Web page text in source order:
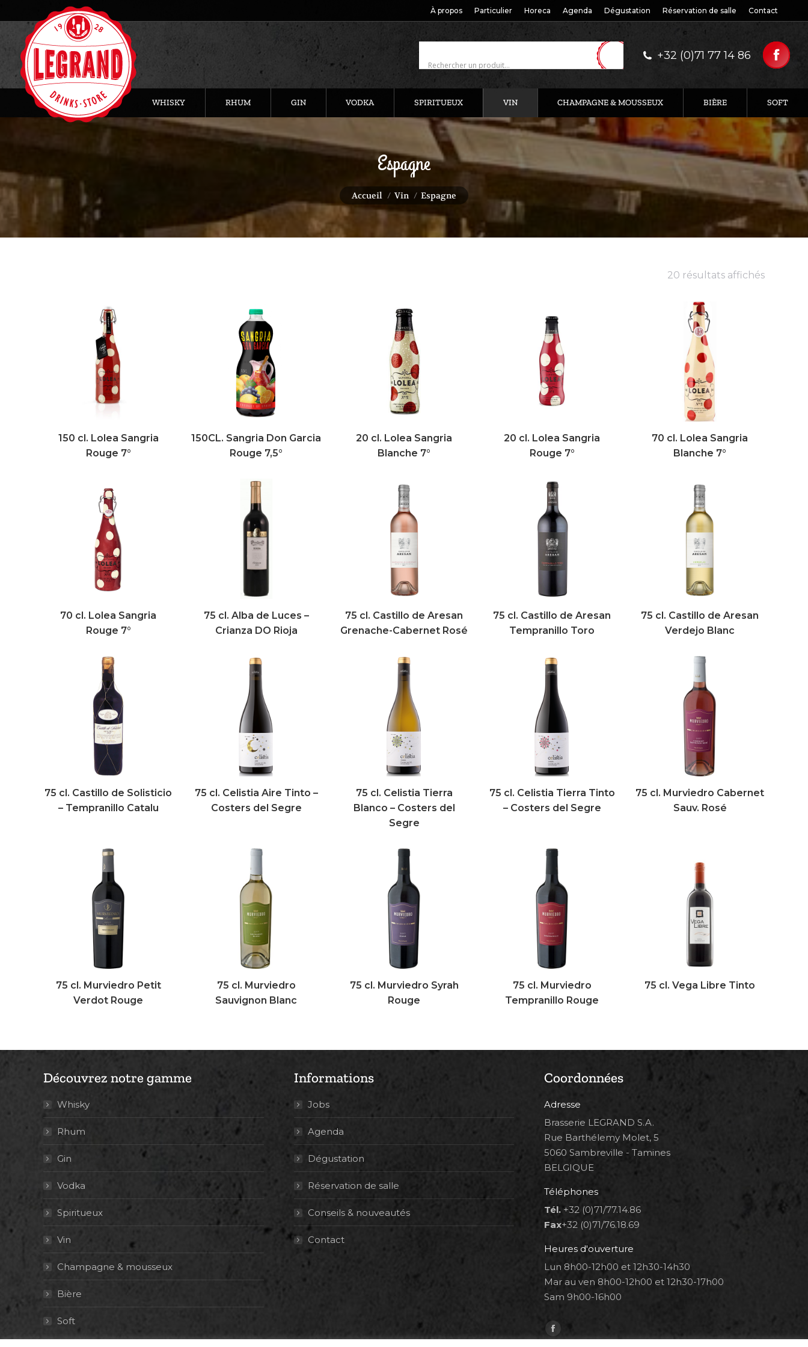
À propos Particulier Horeca Agenda Dégustation Réservation de salle Contact
+32 (0)71 77 14 86
WHISKY RHUM GIN VODKA SPIRITUEUX VIN CHAMPAGNE & MOUSSEUX BIÈRE SOFT
Espagne
Vous êtes ici :
Accueil Vin Espagne
20 résultats affichés
150 cl. Lolea Sangria
Rouge 7°
150CL. Sangria Don Garcia
Rouge 7,5°
20 cl. Lolea Sangria
Blanche 7°
20 cl. Lolea Sangria
Rouge 7°
70 cl. Lolea Sangria
Blanche 7°
70 cl. Lolea Sangria
Rouge 7°
75 cl. Alba de Luces –
Crianza DO Rioja
75 cl. Castillo de Aresan
Grenache-Cabernet Rosé
75 cl. Castillo de Aresan
Tempranillo Toro
75 cl. Castillo de Aresan
Verdejo Blanc
75 cl. Castillo de Solisticio
– Tempranillo Catalu
75 cl. Celistia Aire Tinto –
Costers del Segre
75 cl. Celistia Tierra
Blanco – Costers del
Segre
75 cl. Celistia Tierra Tinto
– Costers del Segre
75 cl. Murviedro Cabernet
Sauv. Rosé
75 cl. Murviedro Petit
Verdot Rouge
75 cl. Murviedro
Sauvignon Blanc
75 cl. Murviedro Syrah
Rouge
75 cl. Murviedro
Tempranillo Rouge
75 cl. Vega Libre Tinto
Découvrez notre gamme
Whisky
Rhum
Gin
Vodka
Spiritueux
Vin
Champagne & mousseux
Bière
Soft
Informations
Jobs
Agenda
Dégustation
Réservation de salle
Conseils & nouveautés
Contact
Coordonnées
Adresse
Brasserie LEGRAND S.A.
Rue Barthélemy Molet, 5
5060 Sambreville - Tamines
BELGIQUE
Téléphones
Tél. +32 (0)71/77.14.86
Fax+32 (0)71/76.18.69
Heures d'ouverture
Lun 8h00-12h00 et 12h30-14h30
Mar au ven 8h00-12h00 et 12h30-17h00
Sam 9h00-16h00
Trouvez nous sur :
Facebook